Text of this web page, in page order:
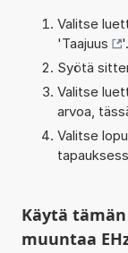
Valitse
'Taajuus
'.
Syötä
Valitse
arvoa,
Valitse
Käytä
muuntaa